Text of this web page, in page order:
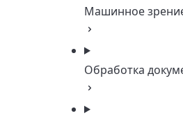
Машинное
Обработка